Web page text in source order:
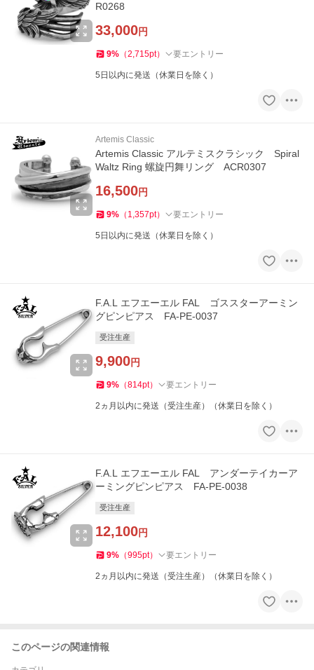
R0268
33,000円
9% （2,715pt） 要エントリー
5日以内に発送（休業日を除く）
Artemis Classic
Artemis Classic アルテミスクラシック Spiral
Waltz Ring 螺旋円舞リング ACR0307
16,500円
9% （ 1,357pt） 要エントリー
5日以内に発送（休業日を除く）
F.A.L エフエーエル FAL ゴススターアーミン
グピンピアス FA-PE-0037
受注生産
9,900円
9% （814pt） 要エントリー
2ヵ月以内に発送（受注生産）（休業日を除く）
F.A.L エフエーエル FAL アンダーテイカーア
ーミングピンピアス FA-PE-0038
受注生産
12,100円
9% （995pt） 要エントリー
2ヵ月以内に発送（受注生産）（休業日を除く）
このページの関連情報